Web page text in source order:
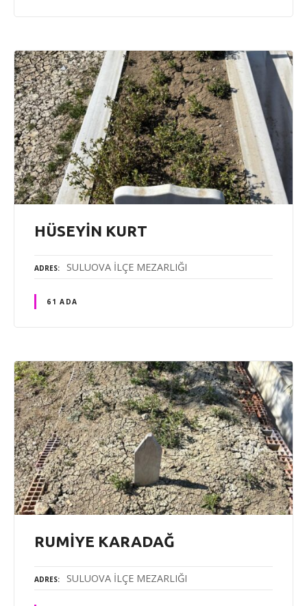
HÜSEYİN KURT
ADRES SULUOVA İLÇE MEZARLIĞI
61 ADA
RUMİYE KARADAĞ
ADRES SULUOVA İLÇE MEZARLIĞI